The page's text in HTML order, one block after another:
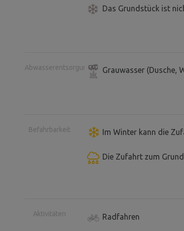
Das Grundstück ist
Abwasserentsorgung Grauwasser (Dusche,
Befahrbarkeit Im Winter kann die
Die Zufahrt zum
Aktivitäten Radfahren